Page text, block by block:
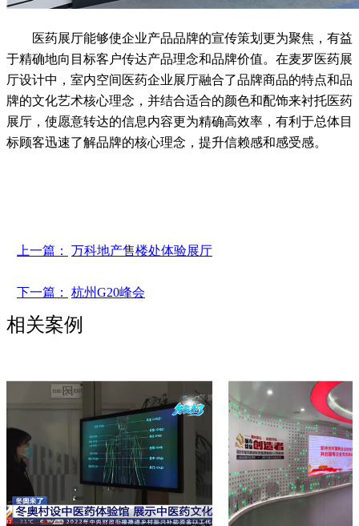
医药展厅能够使企业产品品牌的宣传策划更为聚焦，有益
于精确地向目标客户传达产品理念和品牌价值。在麦罗医药展
厅设计中，室内空间医药企业展厅融合了品牌商品的特点和品
牌的文化艺术核心理念，并结合适合的颜色和配饰来衬托医药
展厅，使愿意转达的信息内容更为精确高效率，有利于总体目
标顾客迅速了解品牌的核心理念，提升信赖感和感受感。
上一篇： 万科地产售楼处体验展厅
下一篇： 杭州G20峰会
相关案例